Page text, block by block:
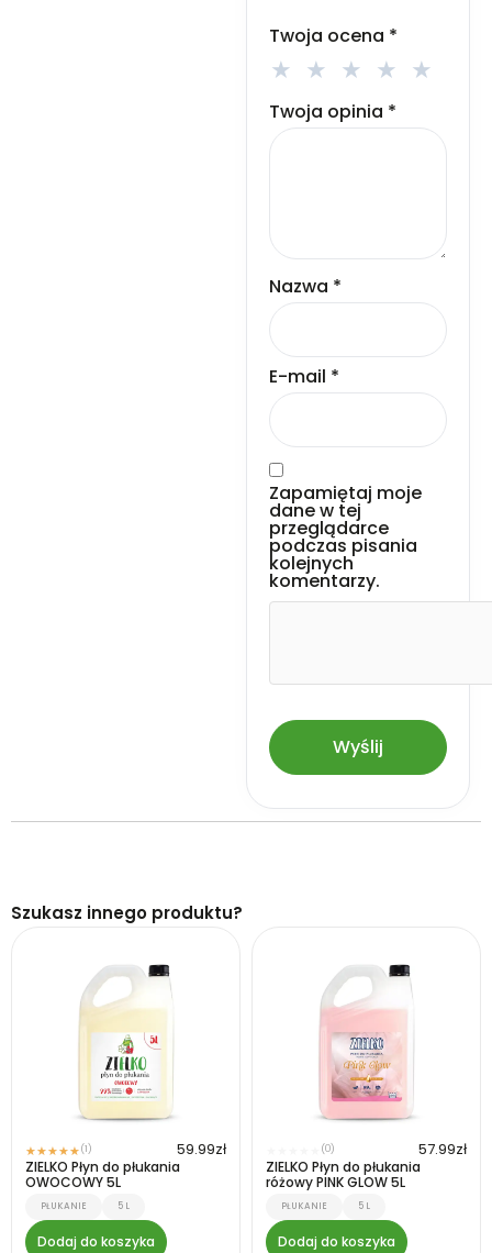
Twoja ocena *
Twoja opinia *
Nazwa *
E-mail *
Zapamiętaj moje
dane w tej
przeglądarce
podczas pisania
kolejnych
komentarzy.
Szukasz innego produktu?
★★★★★(1) 59.99zł
ZIELKO Płyn do płukania
OWOCOWY 5L
PŁUKANIE 5 L
Dodaj do koszyka
(0) 57.99zł
ZIELKO Płyn do płukania
różowy PINK GLOW 5L
PŁUKANIE 5 L
Dodaj do koszyka